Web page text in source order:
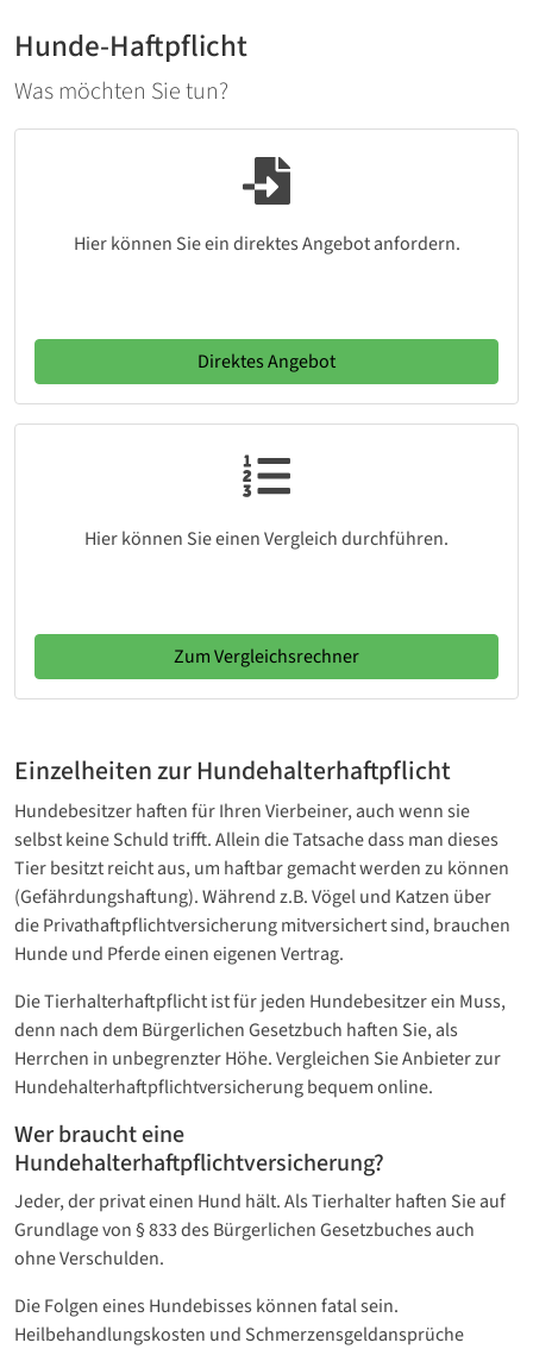
Hunde-Haftpflicht
Was möchten Sie tun?
Hier können Sie ein direktes Angebot anfordern.
Direktes Angebot
Hier können Sie einen Vergleich durchführen.
Zum Vergleichsrechner
Einzelheiten zur Hundehalterhaftpflicht
Hundebesitzer haften für Ihren Vierbeiner, auch wenn sie
selbst keine Schuld trifft. Allein die Tatsache dass man dieses
Tier besitzt reicht aus, um haftbar gemacht werden zu können
(Gefährdungshaftung). Während z.B. Vögel und Katzen über
die Privathaftpflichtversicherung mitversichert sind, brauchen
Hunde und Pferde einen eigenen Vertrag.
Die Tierhalterhaftpflicht ist für jeden Hundebesitzer ein Muss,
denn nach dem Bürgerlichen Gesetzbuch haften Sie, als
Herrchen in unbegrenzter Höhe. Vergleichen Sie Anbieter zur
Hundehalterhaftpflichtversicherung bequem online.
Wer braucht eine
Hundehalterhaftpflichtversicherung?
Jeder, der privat einen Hund hält. Als Tierhalter haften Sie auf
Grundlage von § 833 des Bürgerlichen Gesetzbuches auch
ohne Verschulden.
Die Folgen eines Hundebisses können fatal sein.
Heilbehandlungskosten und Schmerzensgeldansprüche